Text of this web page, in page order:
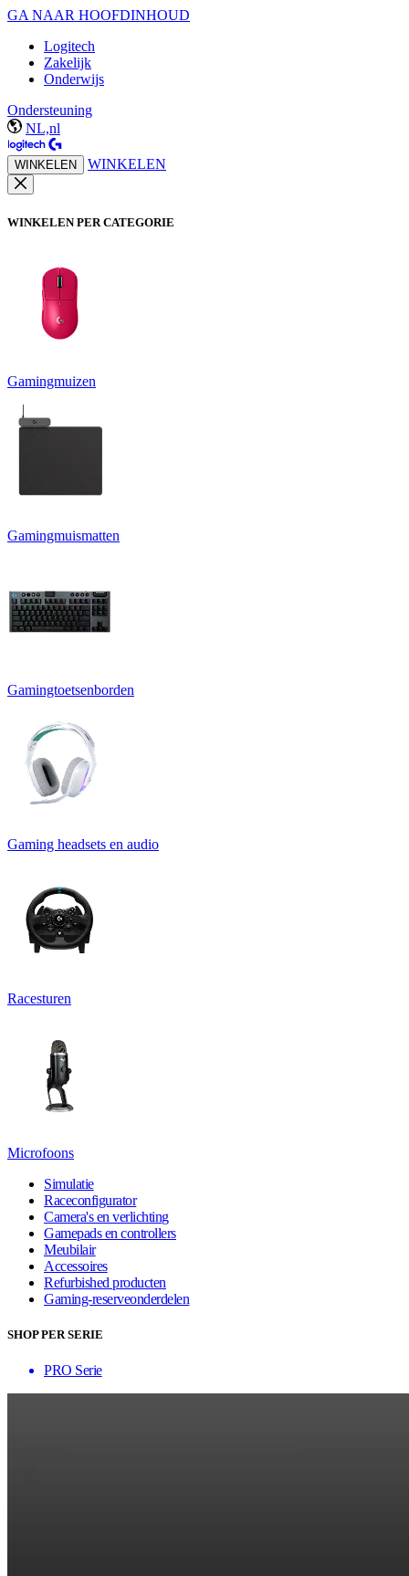
GA NAAR HOOFDINHOUD
Logitech
Zakelijk
Onderwijs
Ondersteuning
NL,nl
WINKELEN WINKELEN
WINKELEN PER CATEGORIE
Gamingmuizen
Gamingmuismatten
Gamingtoetsenborden
Gaming headsets en audio
Racesturen
Microfoons
Simulatie
Raceconfigurator
Camera's en verlichting
Gamepads en controllers
Meubilair
Accessoires
Refurbished producten
Gaming-reserveonderdelen
SHOP PER SERIE
PRO Serie